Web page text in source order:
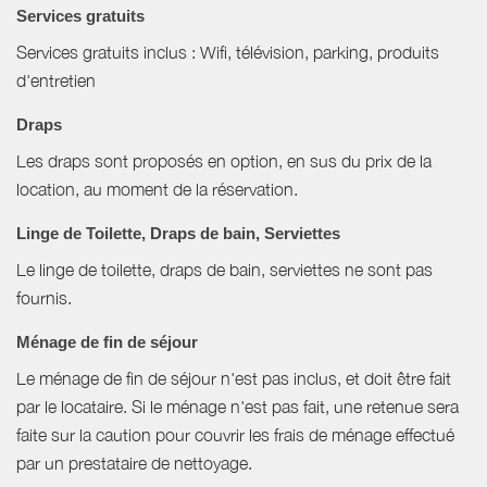
Services gratuits
Services gratuits inclus : Wifi, télévision, parking, produits
d'entretien
Draps
Les draps sont proposés en option, en sus du prix de la
location, au moment de la réservation.
Linge de Toilette, Draps de bain, Serviettes
Le linge de toilette, draps de bain, serviettes ne sont pas
fournis.
Ménage de fin de séjour
Le ménage de fin de séjour n'est pas inclus, et doit être fait
par le locataire. Si le ménage n'est pas fait, une retenue sera
faite sur la caution pour couvrir les frais de ménage effectué
par un prestataire de nettoyage.